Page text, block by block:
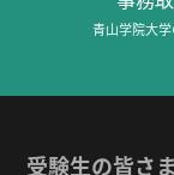
青山学院大
受験生の皆さ